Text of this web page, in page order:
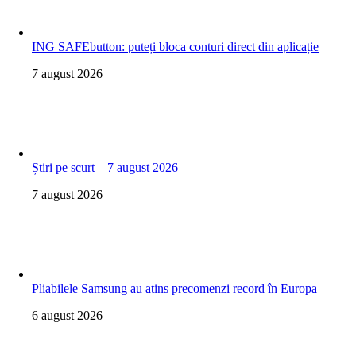
ING SAFEbutton: puteți bloca conturi direct din aplicație
7 august 2026
Știri pe scurt – 7 august 2026
7 august 2026
Pliabilele Samsung au atins precomenzi record în Europa
6 august 2026